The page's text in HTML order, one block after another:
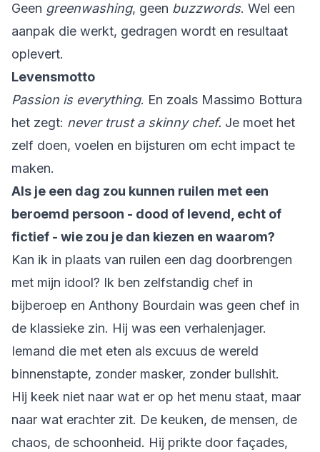
Geen greenwashing, geen buzzwords. Wel een
aanpak die werkt, gedragen wordt en resultaat
oplevert.
Levensmotto
Passion is everything. En zoals Massimo Bottura
het zegt: never trust a skinny chef. Je moet het
zelf doen, voelen en bijsturen om echt impact te
maken.
Als je een dag zou kunnen ruilen met een
beroemd persoon - dood of levend, echt of
fictief - wie zou je dan kiezen en waarom?
Kan ik in plaats van ruilen een dag doorbrengen
met mijn idool? Ik ben zelfstandig chef in
bijberoep en Anthony Bourdain was geen chef in
de klassieke zin. Hij was een verhalenjager.
Iemand die met eten als excuus de wereld
binnenstapte, zonder masker, zonder bullshit.
Hij keek niet naar wat er op het menu staat, maar
naar wat erachter zit. De keuken, de mensen, de
chaos, de schoonheid. Hij prikte door façades,